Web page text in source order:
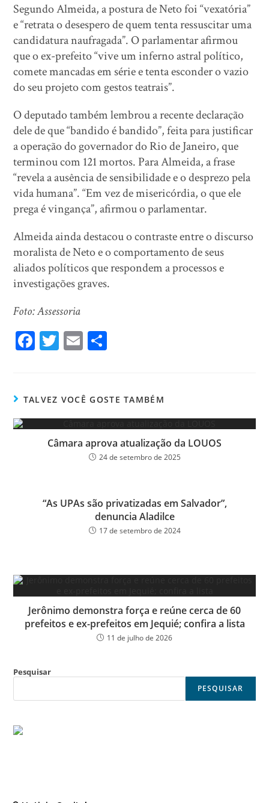
Segundo Almeida, a postura de Neto foi “vexatória”
e “retrata o desespero de quem tenta ressuscitar uma
candidatura naufragada”. O parlamentar afirmou
que o ex-prefeito “vive um inferno astral político,
comete mancadas em série e tenta esconder o vazio
do seu projeto com gestos teatrais”.
O deputado também lembrou a recente declaração
dele de que “bandido é bandido”, feita para justificar
a operação do governador do Rio de Janeiro, que
terminou com 121 mortos. Para Almeida, a frase
“revela a ausência de sensibilidade e o desprezo pela
vida humana”. “Em vez de misericórdia, o que ele
prega é vingança”, afirmou o parlamentar.
Almeida ainda destacou o contraste entre o discurso
moralista de Neto e o comportamento de seus
aliados políticos que respondem a processos e
investigações graves.
Foto: Assessoria
Fa
ok
T
er
E
TALVEZ VOCÊ GOSTE TAMBÉM
Câmara aprova atualização da LOUOS
24 de setembro de 2025
“As UPAs são privatizadas em Salvador”,
denuncia Aladilce
17 de setembro de 2024
Jerônimo demonstra força e reúne cerca de 60
prefeitos e ex-prefeitos em Jequié; confira a lista
11 de julho de 2026
Pesquisar
PESQUISAR